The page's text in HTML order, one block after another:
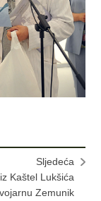
Sljedeća
Kaštel Lukšića
Zemunik